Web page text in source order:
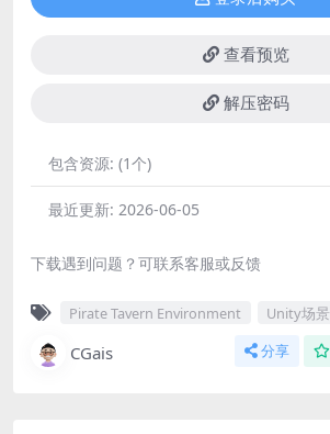
查看预览
解压密码
包含资源: (1个)
最近更新: 2026-06-05
下载遇到问题？可联系客服或反馈
Pirate Tavern Environment Unity场景
CGais 分享